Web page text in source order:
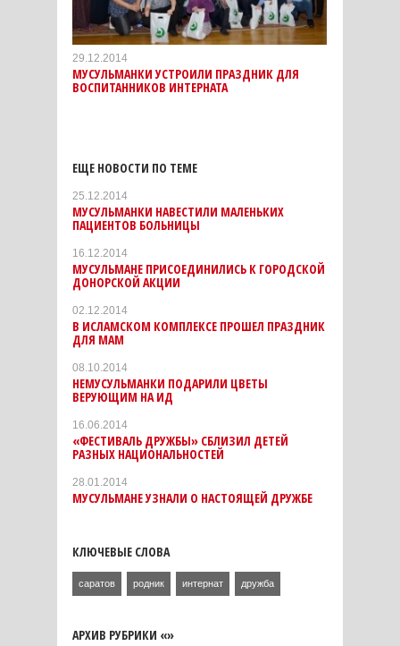
29.12.2014
МУСУЛЬМАНКИ УСТРОИЛИ ПРАЗДНИК ДЛЯ
ВОСПИТАННИКОВ ИНТЕРНАТА
ЕЩЕ НОВОСТИ ПО ТЕМЕ
25.12.2014
МУСУЛЬМАНКИ НАВЕСТИЛИ МАЛЕНЬКИХ
ПАЦИЕНТОВ БОЛЬНИЦЫ
16.12.2014
МУСУЛЬМАНЕ ПРИСОЕДИНИЛИСЬ К ГОРОДСКОЙ
ДОНОРСКОЙ АКЦИИ
02.12.2014
В ИСЛАМСКОМ КОМПЛЕКСЕ ПРОШЕЛ ПРАЗДНИК
ДЛЯ МАМ
08.10.2014
НЕМУСУЛЬМАНКИ ПОДАРИЛИ ЦВЕТЫ
ВЕРУЮЩИМ НА ИД
16.06.2014
«ФЕСТИВАЛЬ ДРУЖБЫ» СБЛИЗИЛ ДЕТЕЙ
РАЗНЫХ НАЦИОНАЛЬНОСТЕЙ
28.01.2014
МУСУЛЬМАНЕ УЗНАЛИ О НАСТОЯЩЕЙ ДРУЖБЕ
КЛЮЧЕВЫЕ СЛОВА
саратов родник интернат дружба
АРХИВ РУБРИКИ «»